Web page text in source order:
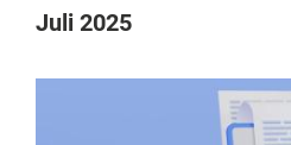
Juli 2025